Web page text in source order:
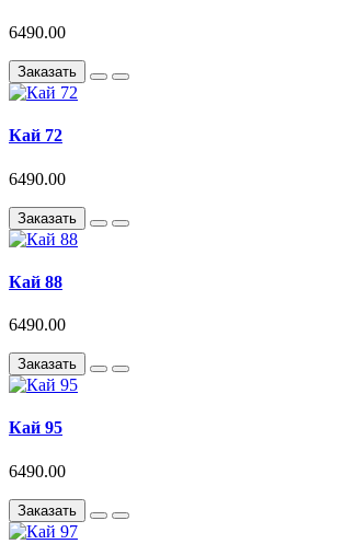
6490.00
Заказать
Кай 72
6490.00
Заказать
Кай 88
6490.00
Заказать
Кай 95
6490.00
Заказать